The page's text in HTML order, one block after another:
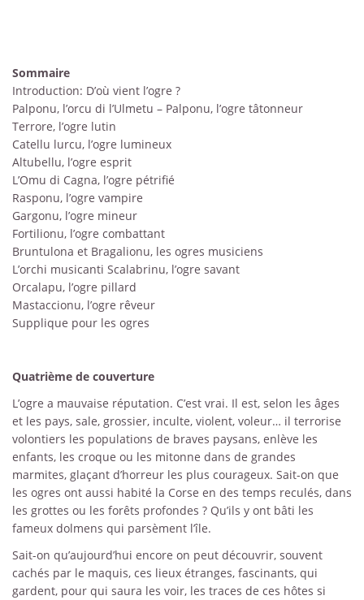
Sommaire
Introduction: D’où vient l’ogre ?
Palponu, l’orcu di l’Ulmetu – Palponu, l’ogre tâtonneur
Terrore, l’ogre lutin
Catellu lurcu, l’ogre lumineux
Altubellu, l’ogre esprit
L’Omu di Cagna, l’ogre pétrifié
Rasponu, l’ogre vampire
Gargonu, l’ogre mineur
Fortilionu, l’ogre combattant
Bruntulona et Bragalionu, les ogres musiciens
L’orchi musicanti Scalabrinu, l’ogre savant
Orcalapu, l’ogre pillard
Mastaccionu, l’ogre rêveur
Supplique pour les ogres
Quatrième de couverture
L’ogre a mauvaise réputation. C’est vrai. Il est, selon les âges
et les pays, sale, grossier, inculte, violent, voleur… il terrorise
volontiers les populations de braves paysans, enlève les
enfants, les croque ou les mitonne dans de grandes
marmites, glaçant d’horreur les plus courageux. Sait-on que
les ogres ont aussi habité la Corse en des temps reculés, dans
les grottes ou les forêts profondes ? Qu’ils y ont bâti les
fameux dolmens qui parsèment l’île.
Sait-on qu’aujourd’hui encore on peut découvrir, souvent
cachés par le maquis, ces lieux étranges, fascinants, qui
gardent, pour qui saura les voir, les traces de ces hôtes si